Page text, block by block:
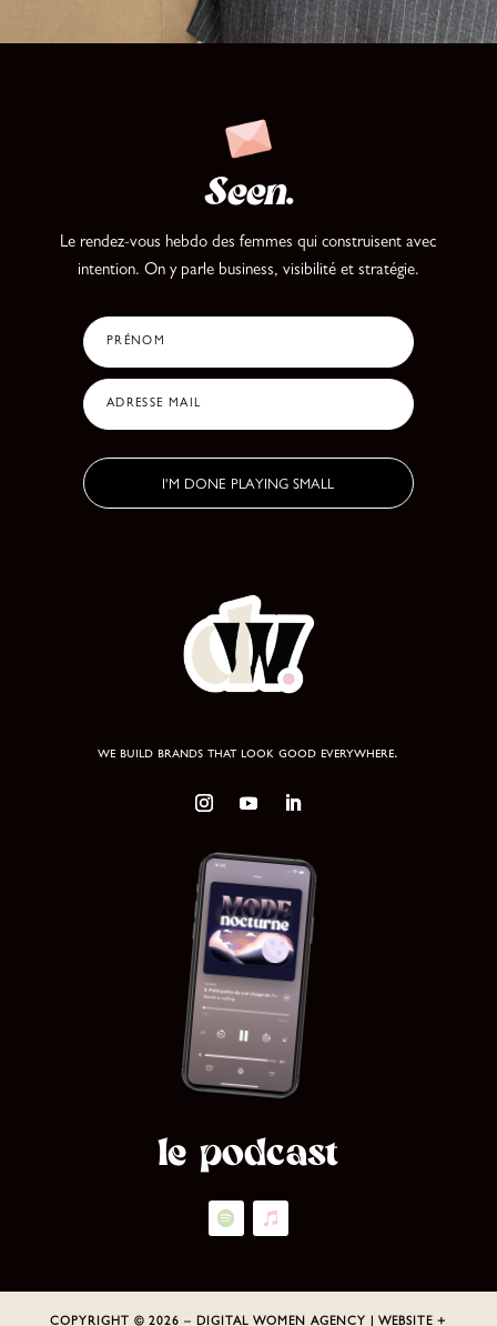
Seen.
Le rendez-vous hebdo des femmes qui construisent avec
intention. On y parle business, visibilité et stratégie.
PRÉNOM
ADRESSE MAIL
I'M DONE PLAYING SMALL
we build brands that look good everywhere.
le podcast
COPYRIGHT © 2026 – DIGITAL WOMEN AGENCY | WEBSITE +